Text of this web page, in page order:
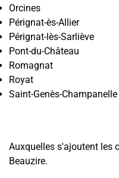
Orcines
Pérignat-ès-Allier
Pérignat-lès-Sarliève
Pont-du-Château
Romagnat
Royat
Saint-Genès-Champanelle
Auxquelles s'ajoutent les
Beauzire.